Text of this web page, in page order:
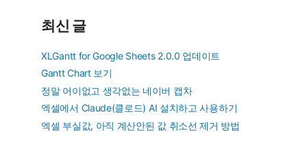
최신 글
XLGantt for Google Sheets 2.0.0 업데이트
Gantt Chart 보기
정말 어이없고 생각없는 네이버 캡차
엑셀에서 Claude(클로드) AI 설치하고 사용하기
엑셀 부실값, 아직 계산안된 값 취소선 제거 방법